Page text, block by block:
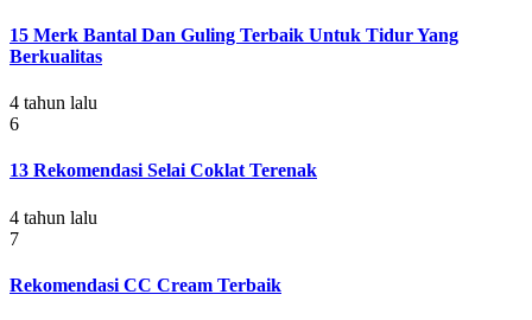
15 Merk Bantal Dan Guling Terbaik Untuk Tidur Yang
Berkualitas
4 tahun lalu
6
13 Rekomendasi Selai Coklat Terenak
4 tahun lalu
7
Rekomendasi CC Cream Terbaik